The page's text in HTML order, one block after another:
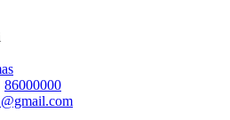
86000000